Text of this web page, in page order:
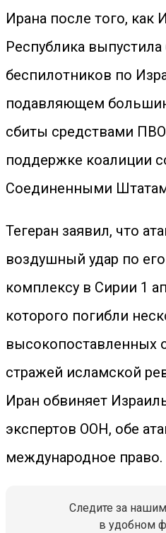
Ирана после того, как
Республика выпустила
беспилотников по
подавляющем
сбиты средствами
поддержке коалиции
Соединенными
Тегеран заявил, что
воздушный удар по
комплексу в Сирии 1
которого погибли
высокопоставленных
стражей исламской
Иран обвиняет
экспертов ООН, обе
международное право.
Следите за
в удобном